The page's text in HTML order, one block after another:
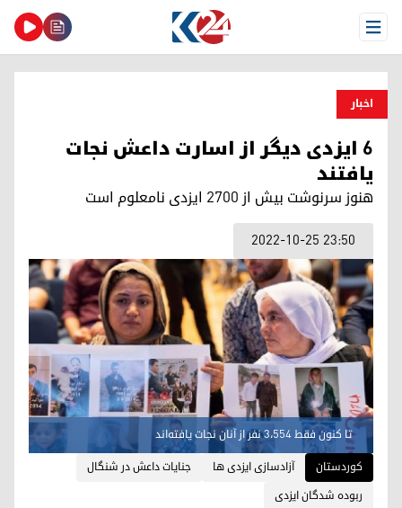
Open Menu
اخبار
٦ ایزدی دیگر از اسارت داعش نجات
یافتند
هنوز سرنوشت بیش از ٢٧٠٠ ایزدی نامعلوم است
2022-10-25 23:50
تا کنون فقط ٣،٥٥٤ نفر از آنان نجات یافته‌اند
کوردستان
آزادسازی ایزدی ها
جنایات داعش در شنگال
ربوده شدگان ایزدی